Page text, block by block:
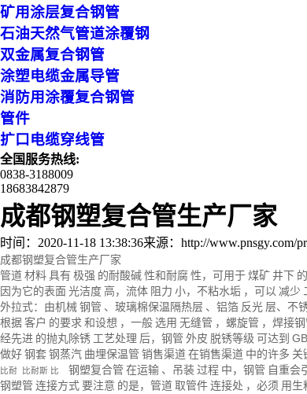
矿用涂层复合钢管
石油天然气管道涂覆钢
双金属复合钢管
涂塑电缆金属导管
消防用涂覆复合钢管
管件
扩口电缆穿线管
全国服务热线:
0838-3188009
18683842879
成都钢塑复合管生产厂家
时间：2020-11-18 13:38:36来源：http://www.pnsgy.com/
成都钢塑复合管生产厂家
管道材料具有 极强 的耐酸碱性和耐腐性，可用于煤矿井下
因为它的表面光洁度高，流体 阻力 小，不粘水垢 ，可以 减少
外拉式：由机械钢管 、玻璃棉保温隔热层 、铝箔 反光 层、不
根据客户 的要求 和设想 ，一般选用 无缝管 ，螺旋管 ， 焊接
经先进 的抛丸除锈 工艺处理 后，钢管 外皮 脱锈等级 可达到 GB
做好钢套钢蒸汽 曲埋保温管 销售渠道在销售渠道 中的许多 关
比耐 比耐斯 比 钢塑复合管 在运输 、吊装过程 中，钢管 自重会
钢塑管 连接方式要注意 的是，管道取管件连接处 ，必须 用生